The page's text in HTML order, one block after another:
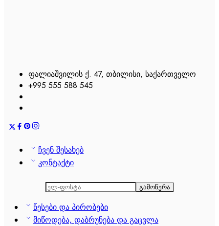
ფალიაშვილის ქ. 47, თბილისი, საქართველო
+995 555 588 545
ჩვენ შესახებ
კონტაქტი
წესები და პირობები
მიწოდება, დაბრუნება და გაცვლა